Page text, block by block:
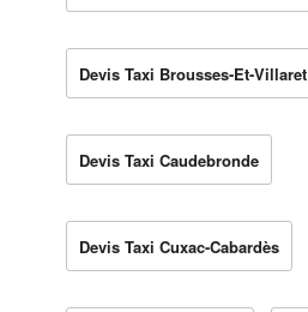
Devis Taxi Brousses-Et-Villaret
Devis Taxi Caudebronde
Devis Taxi Cuxac-Cabardès